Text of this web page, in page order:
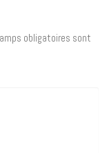
obligatoires sont